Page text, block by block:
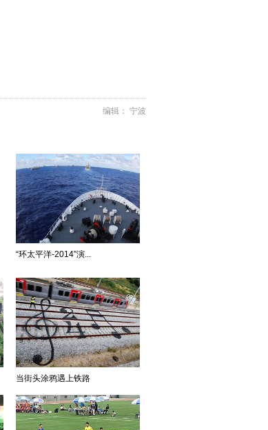
编辑： 宁波
“环太平洋-2014”演...
当街头涂鸦遇上铁路